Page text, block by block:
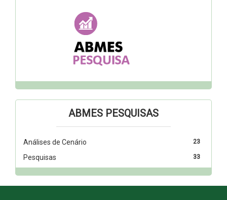
ABMES PESQUISAS
23
Análises de Cenário
33
Pesquisas